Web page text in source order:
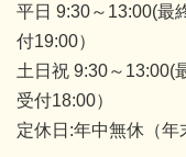
平日 9:30～13:00(最
付19:00）
土日祝 9:30～13:00(
受付18:00）
定休日:年中無休（年